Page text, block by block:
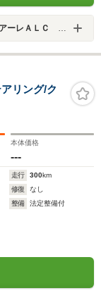
ＯＲＳ ＧＲＯＵＰ
リング/ク
本体価格
---
走行 300km
修復
なし
整備
法定整備付